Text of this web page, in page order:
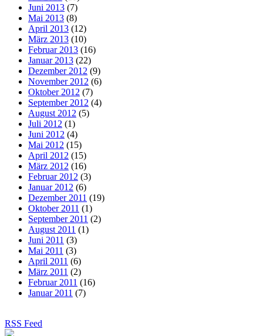
Juni 2013 (7)
Mai 2013 (8)
April 2013 (12)
März 2013 (10)
Februar 2013 (16)
Januar 2013 (22)
Dezember 2012 (9)
November 2012 (6)
Oktober 2012 (7)
September 2012 (4)
August 2012 (5)
Juli 2012 (1)
Juni 2012 (4)
Mai 2012 (15)
April 2012 (15)
März 2012 (16)
Februar 2012 (3)
Januar 2012 (6)
Dezember 2011 (19)
Oktober 2011 (1)
September 2011 (2)
August 2011 (1)
Juni 2011 (3)
Mai 2011 (3)
April 2011 (6)
März 2011 (2)
Februar 2011 (16)
Januar 2011 (7)
RSS Feed